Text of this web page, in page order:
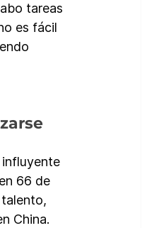
tareas
es fácil
influyente
66 de
China.